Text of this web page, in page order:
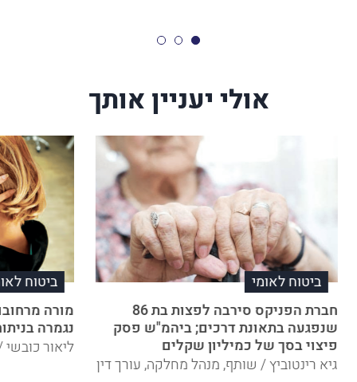
אולי יעניין אותך
ביטוח לאומי
חברת הפניקס סירבה לפצות בת 86
שנפגעה בתאונת דרכים; ביהמ"ש פסק
פיצוי בסך של כמיליון שקלים
גיא רינטוביץ / שותף, מנהל מחלקה, עורך דין
ביטוח
מורה
נגמרה
ליאור